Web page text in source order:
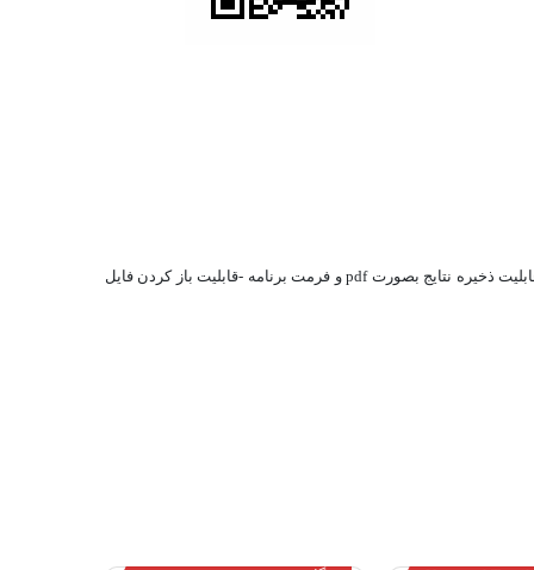
دارای نرم افزار کامپیوتری جهت نمایش نمودار نیرو – جابجایی و مقدار ضریب اصطکاک ایستا و متحرک - قابلیت تنظیم سرعت و کورس حرکتی تست - قابلیت ذخیره نتایج بصورت pdf و فرمت برنامه -قابلیت باز کردن فایل